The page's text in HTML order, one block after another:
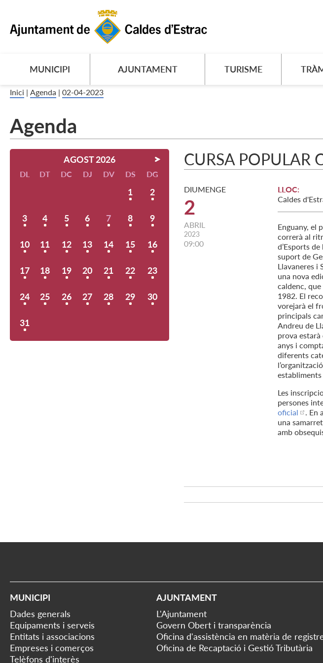
MUNICIPI AJUNTAMENT TURISME
Inici | Agenda | 02-04-2023
Agenda
AGOST 2026
DL DT DC DJ DV DS DG
1 2
3 4 5 6 7 8 9
10 11 12 13 14 15 16
17 18 19 20 21 22 23
24 25 26 27 28 29 30
31
CURSA POPULAR
DIUMENGE
2
ABRIL
2023
09:00
LLOC:
Caldes
Enguany, el
correrà al
d’Esports
suport de
Llavaneres i
una nova
caldenc,
1982. El
vorejarà el
principals
Andreu de
prova
anys i
diferents
Les
persones
oficial
. En
una
amb
MUNICIPI
Dades generals
Equipaments i serveis
Entitats i associacions
Empreses i comerços
Telèfons d'interès
AJUNTAMENT
L'Ajuntament
Govern Obert i transparència
Oficina d'assistència en matèria de
Oficina de Recaptació i Gestió Tributària